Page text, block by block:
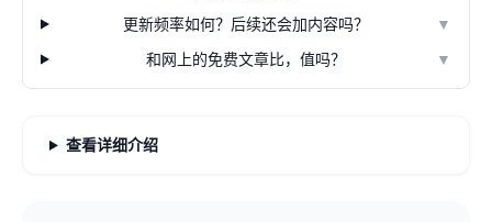
更新频率如何？后续还会加内容吗？
▼
和网上的免费文章比，值吗？
▼
查看详细介绍